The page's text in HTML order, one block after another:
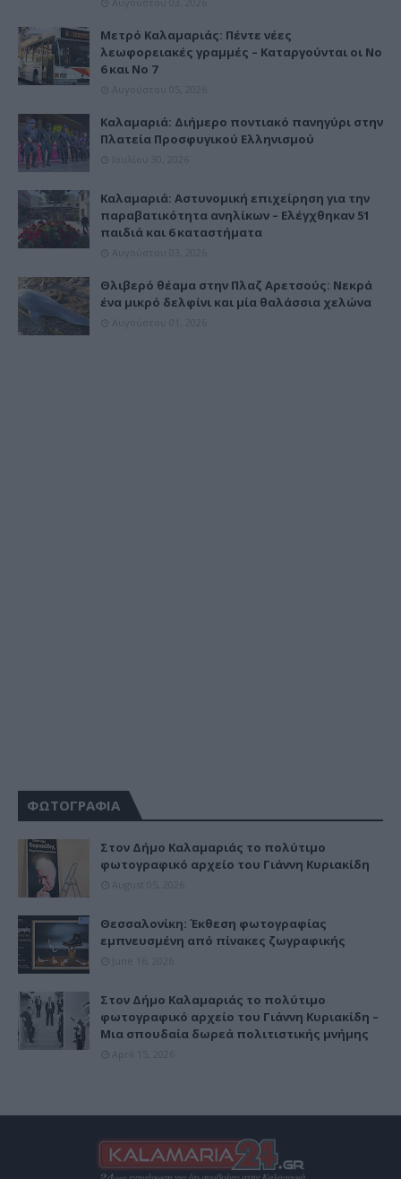
Μετρό Καλαμαριάς: Πέντε νέες
λεωφορειακές γραμμές – Καταργούνται οι Νο
6 και Νο 7
Καλαμαριά: Διήμερο ποντιακό πανηγύρι στην
Πλατεία Προσφυγικού Ελληνισμού
Καλαμαριά: Αστυνομική επιχείρηση για την
παραβατικότητα ανηλίκων – Ελέγχθηκαν 51
παιδιά και 6 καταστήματα
Θλιβερό θέαμα στην Πλαζ Αρετσούς: Νεκρά
ένα μικρό δελφίνι και μία θαλάσσια χελώνα
ΦΩΤΟΓΡΑΦΙΑ
Στον Δήμο Καλαμαριάς το πολύτιμο
φωτογραφικό αρχείο του Γιάννη Κυριακίδη
Θεσσαλονίκη: Έκθεση φωτογραφίας
εμπνευσμένη από πίνακες ζωγραφικής
Στον Δήμο Καλαμαριάς το πολύτιμο
φωτογραφικό αρχείο του Γιάννη Κυριακίδη –
Μια σπουδαία δωρεά πολιτιστικής μνήμης